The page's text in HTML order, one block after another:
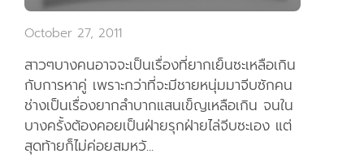
October 27, 2011
สาวๆบางคนอาจจะเป็นเรื่องที่ยากเย็นซะเหลือเกิน
กับการหาคู่ เพราะกว่าที่จะมีชายหนุ่มมาจีบซักคน
ช่างเป็นเรื่องยากลำบากแสนเข็ญเหลือเกิน จนใน
บางครั้งต้องคอยเป็นฝ่ายรุกฝ่ายไล่จีบซะเอง แต่
สุดท้ายก็ไม่ค่อยสมหวั...